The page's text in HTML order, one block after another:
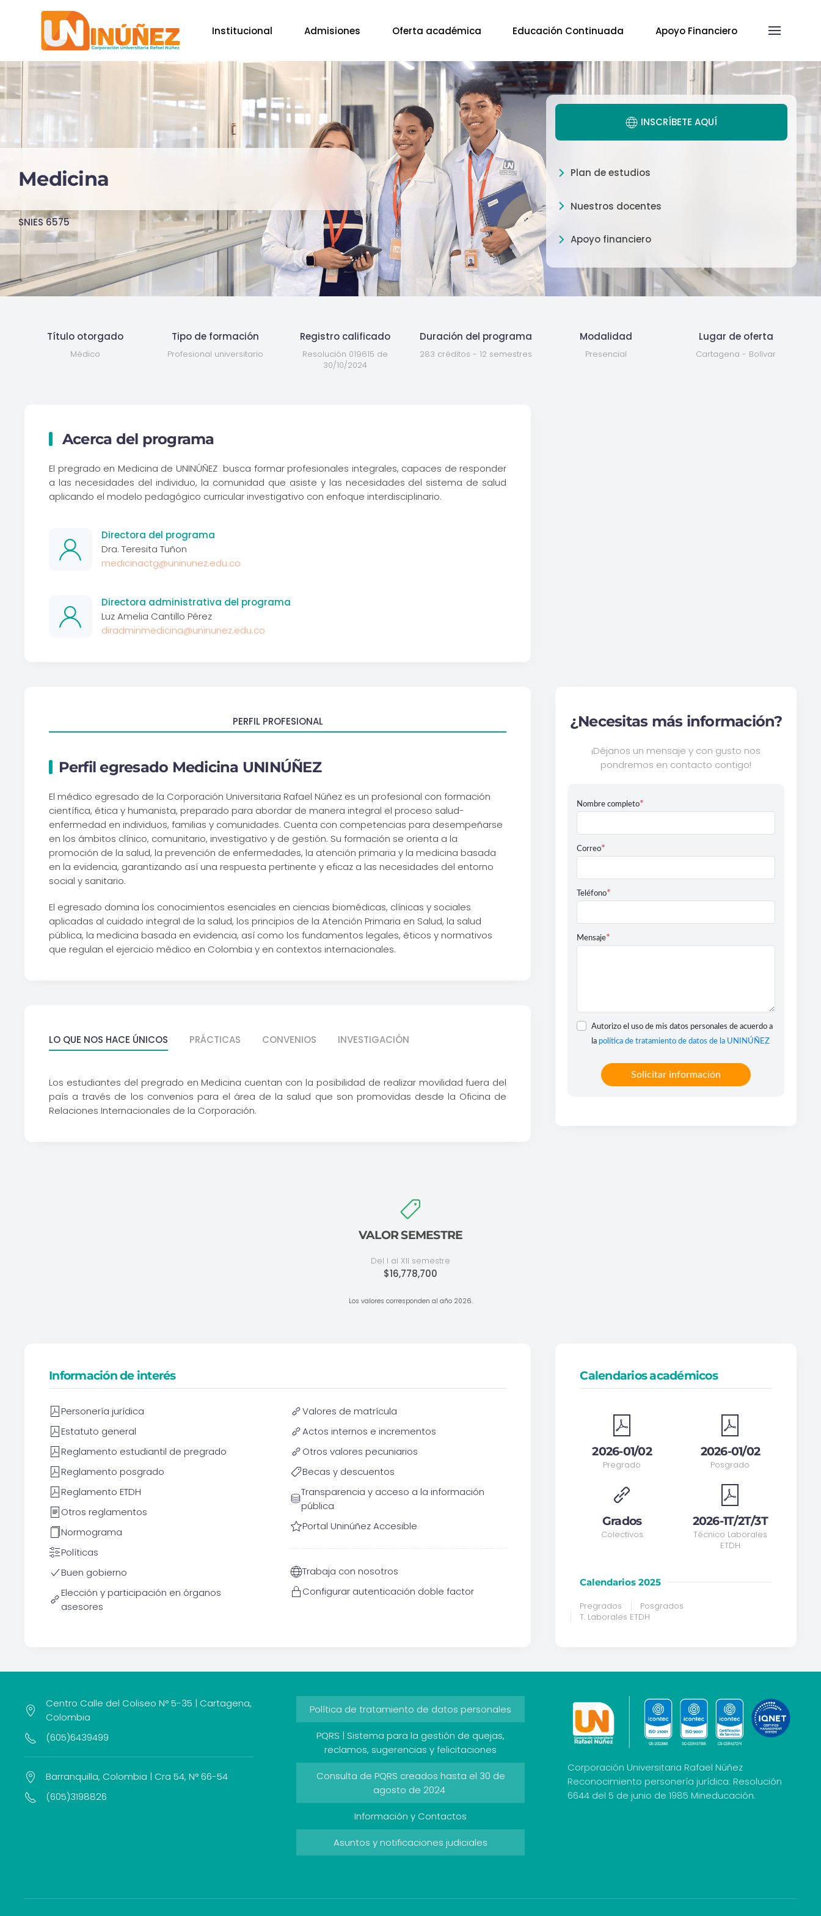
Skip to main content Institucional Admisiones Oferta académica Educación Continuada Apoyo Financiero
Medicina
SNIES6575
Título otorgado
Médico
Tipo de formación
Profesional universitario
Registro calificado
Resolución 019615 de
30/10/2024
Duración del programa
283 créditos - 12 semestres
Modalidad
Presencial
Lugar de oferta
Cartagena - Bolívar
INSCRÍBETE AQUÍ
Plan de estudios
Nuestros docentes
Apoyo financiero
Acerca del programa
El pregrado en Medicina de UNINÚÑEZ busca formar profesionales integrales, capaces de responder
a las necesidades del individuo, la comunidad que asiste y las necesidades del sistema de salud
aplicando el modelo pedagógico curricular investigativo con enfoque interdisciplinario.
Directora del programa
Dra. Teresita Tuñon
medicinactg@uninunez.edu.co
Directora administrativa del programa
Luz Amelia Cantillo Pérez
diradminmedicina@uninunez.edu.co
PERFIL PROFESIONAL
Perfil egresado Medicina UNINÚÑEZ
El médico egresado de la Corporación Universitaria Rafael Núñez es un profesional con formación
científica, ética y humanista, preparado para abordar de manera integral el proceso salud-
enfermedad en individuos, familias y comunidades. Cuenta con competencias para desempeñarse
en los ámbitos clínico, comunitario, investigativo y de gestión. Su formación se orienta a la
promoción de la salud, la prevención de enfermedades, la atención primaria y la medicina basada
en la evidencia, garantizando así una respuesta pertinente y eficaz a las necesidades del entorno
social y sanitario.
El egresado domina los conocimientos esenciales en ciencias biomédicas, clínicas y sociales
aplicadas al cuidado integral de la salud, los principios de la Atención Primaria en Salud, la salud
pública, la medicina basada en evidencia, así como los fundamentos legales, éticos y normativos
que regulan el ejercicio médico en Colombia y en contextos internacionales.
LO QUE NOS HACE ÚNICOS PRÁCTICAS CONVENIOS INVESTIGACIÓN
Los estudiantes del pregrado en Medicina cuentan con la posibilidad de realizar movilidad fuera del
país a través de los convenios para el área de la salud que son promovidas desde la Oficina de
Relaciones Internacionales de la Corporación.
¿Necesitas más información?
¡Déjanos un mensaje y con gusto nos
pondremos en contacto contigo!
VALOR SEMESTRE
Del I al XII semestre
$16,778,700
Los valores corresponden al año 2026.
Información de interés
Personería jurídica
Estatuto general
Reglamento estudiantil de pregrado
Reglamento posgrado
Reglamento ETDH
Otros reglamentos
Normograma
Políticas
Buen gobierno
Elección y participación en órganos
asesores
Valores de matrícula
Actos internos e incrementos
Otros valores pecuniarios
Becas y descuentos
Transparencia y acceso a la información
pública
Portal Uninúñez Accesible
Trabaja con nosotros
Configurar autenticación doble factor
Calendarios académicos
2026-01/02
Pregrado
Grados
Colectivos
2026-01/02
Posgrado
2026-1T/2T/3T
Técnico Laborales
ETDH
Calendarios 2025
Pregrados
Posgrados
T. Laborales ETDH
Centro Calle del Coliseo N° 5-35 | Cartagena,
Colombia
(605)6439499
Barranquilla, Colombia | Cra 54, N° 66-54
(605)3198826
Política de tratamiento de datos personales
PQRS | Sistema para la gestión de quejas,
reclamos, sugerencias y felicitaciones
Consulta de PQRS creados hasta el 30 de
agosto de 2024
Información y Contactos
Asuntos y notificaciones judiciales
Corporación Universitaria Rafael Núñez
Reconocimiento personería jurídica: Resolución
6644 del 5 de junio de 1985 Mineducación.